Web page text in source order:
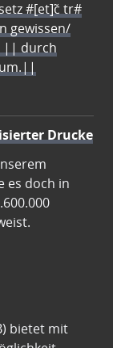
#[et]c̃ tr#
gewissen/
|| durch
Drucke
es doch in
bietet mit